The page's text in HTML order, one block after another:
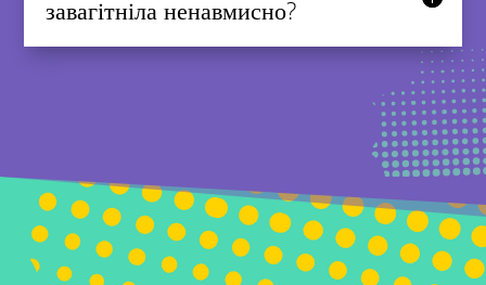
завагітніла ненавмисно?